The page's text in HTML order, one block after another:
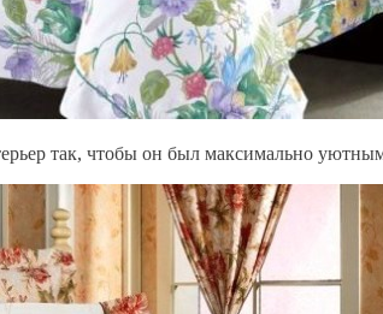
так, чтобы он был максимально